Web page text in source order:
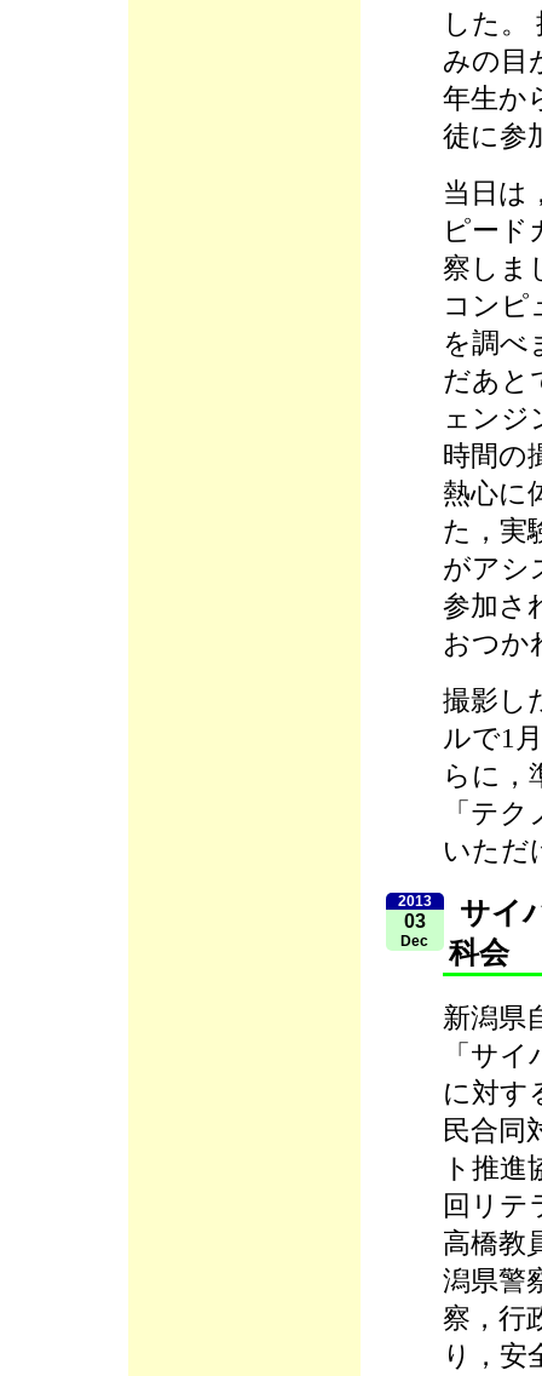
した。
みの目
年生か
徒に参
当日は
ピード
察しま
コンピ
を調べ
だあと
ェンジ
時間の
熱心に
た，実
がアシ
参加さ
おつか
撮影し
ルで1
らに，
「テ
いただ
2013
03
Dec
サイ
科会
新潟県
「サ
に対す
民合同
ト推
回リテ
高橋教
潟県警
察，行
り，安